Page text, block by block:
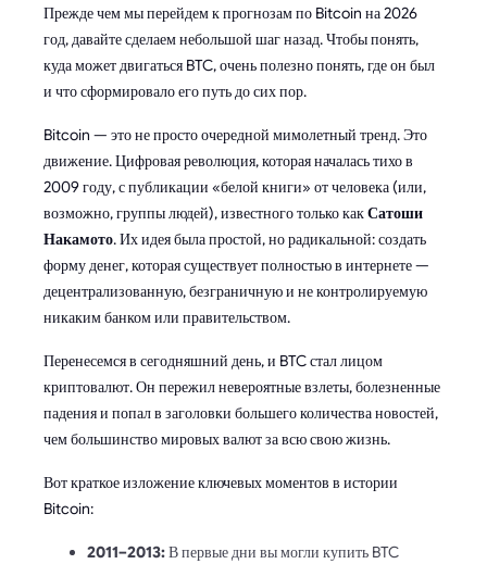
Прежде чем мы перейдем к прогнозам по Bitcoin на 2026
год, давайте сделаем небольшой шаг назад. Чтобы понять,
куда может двигаться BTC, очень полезно понять, где он был
и что сформировало его путь до сих пор.
Bitcoin — это не просто очередной мимолетный тренд. Это
движение. Цифровая революция, которая началась тихо в
2009 году, с публикации «белой книги» от человека (или,
возможно, группы людей), известного только какСатоши
Накамото. Их идея была простой, но радикальной: создать
форму денег, которая существует полностью в интернете —
децентрализованную, безграничную и не контролируемую
никаким банком или правительством.
Перенесемся в сегодняшний день, и BTC стал лицом
криптовалют. Он пережил невероятные взлеты, болезненные
падения и попал в заголовки большего количества новостей,
чем большинство мировых валют за всю свою жизнь.
Вот краткое изложение ключевых моментов в истории
Bitcoin:
2011–2013:В первые дни вы могли купить BTC